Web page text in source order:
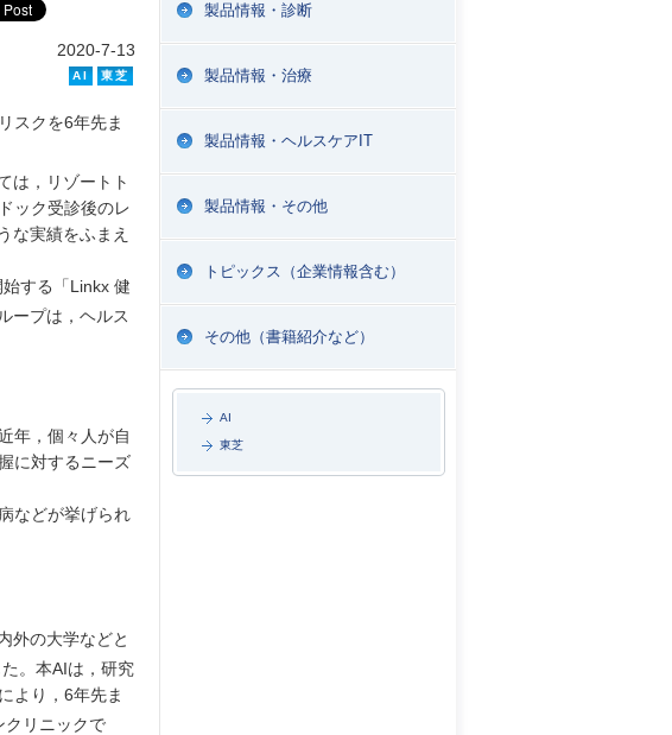
2020-7-13
AI 東芝
スクを6年先ま
は，リゾートト
ック受診後のレ
な実績をふまえ
する「Linkx 健
ープは，ヘルス
年，個々人が自
に対するニーズ
などが挙げられ
外の大学などと
。本AIは，研究
より，6年先ま
クリニックで
製品情報・診断
製品情報・治療
製品情報・ヘルスケアIT
製品情報・その他
トピックス（企業情報含む）
その他（書籍紹介など）
AI
東芝